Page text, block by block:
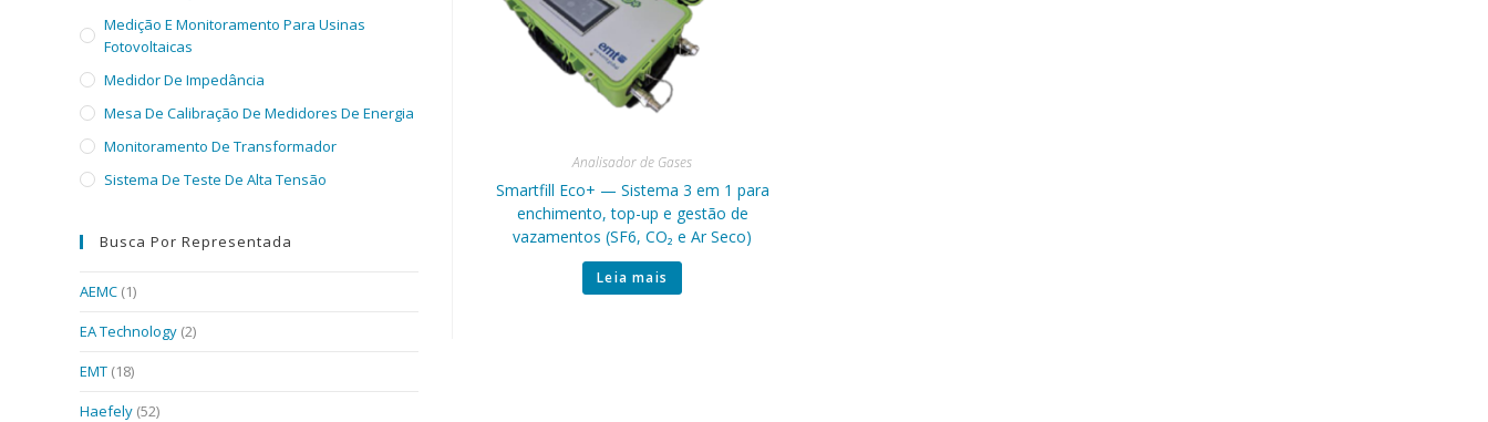
Analisador de Gases
Smartfill Eco+ — Sistema 3 em 1 para
enchimento, top-up e gestão de
vazamentos (SF6, CO₂ e Ar Seco)
Leia mais
Medição E Monitoramento Para Usinas
Fotovoltaicas
Medidor De Impedância
Mesa De Calibração De Medidores De Energia
Monitoramento De Transformador
Sistema De Teste De Alta Tensão
Busca Por Representada
AEMC (1)
EA Technology (2)
EMT (18)
Haefely (52)